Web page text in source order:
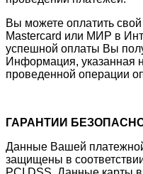
Вы можете оплатить
Mastercard или МИР в
успешной оплаты Вы
Информация, указанная
проведенной операции
ГАРАНТИИ
Данные Вашей
защищены в